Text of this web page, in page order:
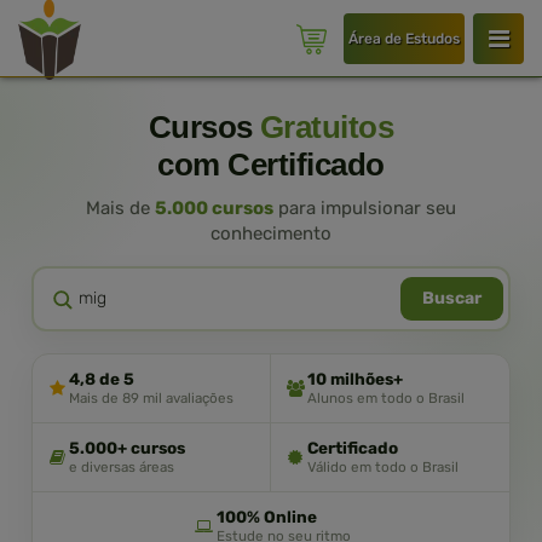
Área de Estudos
Cursos Gratuitos
com Certificado
Mais de 5.000 cursos para impulsionar seu
conhecimento
Buscar
4,8 de 5
Mais de 89 mil avaliações
10 milhões+
Alunos em todo o Brasil
5.000+ cursos
e diversas áreas
Certificado
Válido em todo o Brasil
100% Online
Estude no seu ritmo